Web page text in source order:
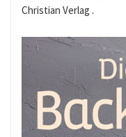
Christian Verlag .